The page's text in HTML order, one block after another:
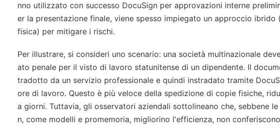
nno utilizzato con successo DocuSign per approvazioni interne
er la presentazione finale, viene spesso impiegato un approccio
fisica) per mitigare i rischi.
Per illustrare, si consideri uno scenario: una società multinazionale
ato penale per il visto di lavoro statunitense di un dipendente. Il
tradotto da un servizio professionale e quindi instradato tramite
ore di lavoro. Questo è più veloce della spedizione di copie fisiche,
a giorni. Tuttavia, gli osservatori aziendali sottolineano che, sebbene
n, come modelli e promemoria, migliorino l'efficienza, non